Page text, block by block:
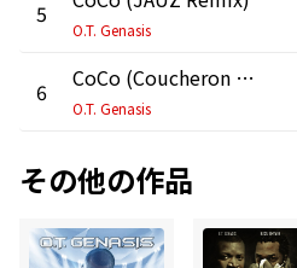
5
O.T. Genasis
6 CoCo (Coucheron Remix)
O.T. Genasis
その他の作品